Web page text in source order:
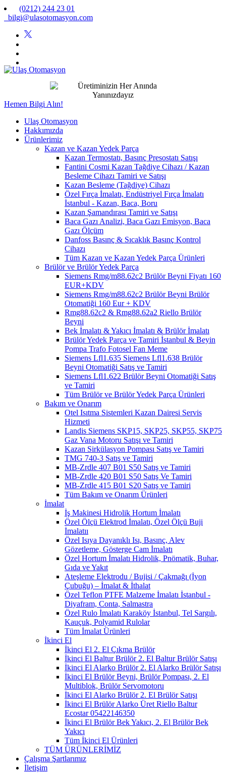
(0212) 244 23 01
bilgi@ulasotomasyon.com
Hemen Bilgi Alın!
Ulaş Otomasyon
Hakkımızda
Ürünlerimiz
Kazan ve Kazan Yedek Parça
Kazan Termostatı, Basınç Presostatı Satışı
Fantini Cosmi Kazan Tağdiye Cihazı / Kazan
Besleme Cihazı Tamiri ve Satışı
Kazan Besleme (Tağdiye) Cihazı
Özel Fırça İmalatı, Endüstriyel Fırça İmalatı
İstanbul - Kazan, Baca, Boru
Kazan Şamandırası Tamiri ve Satışı
Baca Gazı Analizi, Baca Gazı Emisyon, Baca
Gazı Ölçüm
Danfoss Basınç & Sıcaklık Basınç Kontrol
Cihazı
Tüm Kazan ve Kazan Yedek Parça Ürünleri
Brülör ve Brülör Yedek Parça
Siemens Rmg/m88.62c2 Brülör Beyni Fiyatı 160
EUR+KDV
Siemens Rmg/m88.62c2 Brülör Beyni Brülör
Otomatiği 160 Eur + KDV
Rmg88.62c2 & Rmg88.62a2 Riello Brülör
Beyni
Bek İmalatı & Yakıcı İmalatı & Brülör İmalatı
Brülör Yedek Parça ve Tamiri İstanbul & Beyin
Pompa Trafo Fotosel Fan Meme
Siemens Lfl1.635 Siemens Lfl1.638 Brülör
Beyni Otomatiği Satış ve Tamiri
Siemens Lfl1.622 Brülör Beyni Otomatiği Satış
ve Tamiri
Tüm Brülör ve Brülör Yedek Parça Ürünleri
Bakım ve Onarım
Otel Isıtma Sistemleri Kazan Dairesi Servis
Hizmeti
Landis Siemens SKP15, SKP25, SKP55, SKP75
Gaz Vana Motoru Satışı ve Tamiri
Kazan Sirkülasyon Pompası Satış ve Tamiri
TMG 740-3 Satış ve Tamiri
MB-Zrdle 407 B01 S50 Satış ve Tamiri
MB-Zrdle 420 B01 S50 Satış Ve Tamiri
MB-Zrdle 415 B01 S20 Satış ve Tamiri
Tüm Bakım ve Onarım Ürünleri
İmalat
İş Makinesi Hidrolik Hortum İmalatı
Özel Ölçü Elektrod İmalatı, Özel Ölçü Buji
İmalatıı
Özel Isıya Dayanıklı Isı, Basınç, Alev
Gözetleme, Gösterge Cam İmalatı
Özel Hortum İmalatı Hidrolik, Pnömatik, Buhar,
Gıda ve Yakıt
Ateşleme Elektrodu / Bujisi / Çakmağı (İyon
Çubuğu) – İmalat & İthalat
Özel Teflon PTFE Malzeme İmalatı İstanbul -
Diyafram, Conta, Salmastra
Özel Rulo İmalatı Karaköy İstanbul, Tel Sargılı,
Kauçuk, Polyamid Rulolar
Tüm İmalat Ürünleri
İkinci El
İkinci El 2. El Çıkma Brülör
İkinci El Baltur Brülör 2. El Baltur Brülör Satışı
İkinci El Alarko Brülör 2. El Alarko Brülör Satışı
İkinci El Brülör Beyni, Brülör Pompası, 2. El
Multiblok, Brülör Servomotoru
İkinci El Alarko Brülör 2. El Brülör Satışı
İkinci El Brülör Alarko Üret Riello Baltur
Ecostar 05422146350
İkinci El Brülör Bek Yakıcı, 2. El Brülör Bek
Yakıcı
Tüm İkinci El Ürünleri
TÜM ÜRÜNLERİMİZ
Çalışma Şartlarımız
İletişim